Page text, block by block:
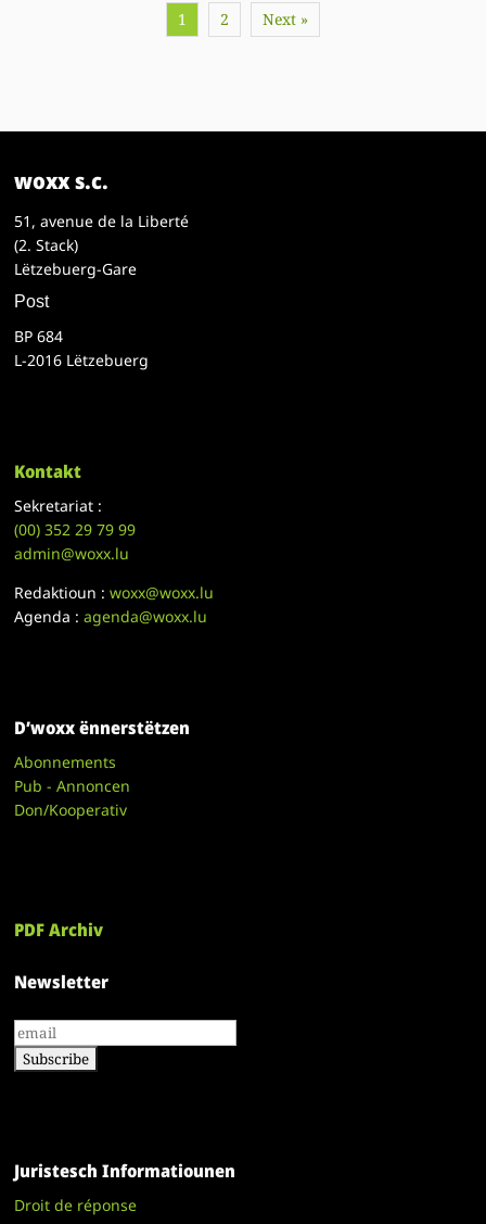
1 2 Next »
woxx s.c.
51, avenue de la Liberté
(2. Stack)
Lëtzebuerg-Gare
Post
BP 684
L-2016 Lëtzebuerg
Kontakt
Sekretariat :
(00)352 29 79 99
admin@woxx.lu
Redaktioun :woxx@woxx.lu
Agenda :agenda@woxx.lu
D’woxx ënnerstëtzen
Abonnements
Pub - Annoncen
Don/Kooperativ
PDF Archiv
Newsletter
Juristesch Informatiounen
Droit de réponse